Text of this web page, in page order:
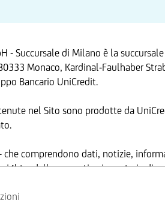
- Succursale di Milano è la
Monaco, Kardinal-Faulhaber
Bancario UniCredit.
nel Sito sono prodotte da
che comprendono dati, notizie,
e dalla normativa in materia di
ha facoltà di modificare, in qualsiasi
operative del Sito, senza alcun